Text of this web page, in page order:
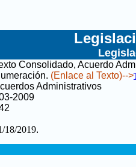
Consolidado, Acuerdo
. (Enlace al Texto)-->
Administrativos
2009
18/2019.